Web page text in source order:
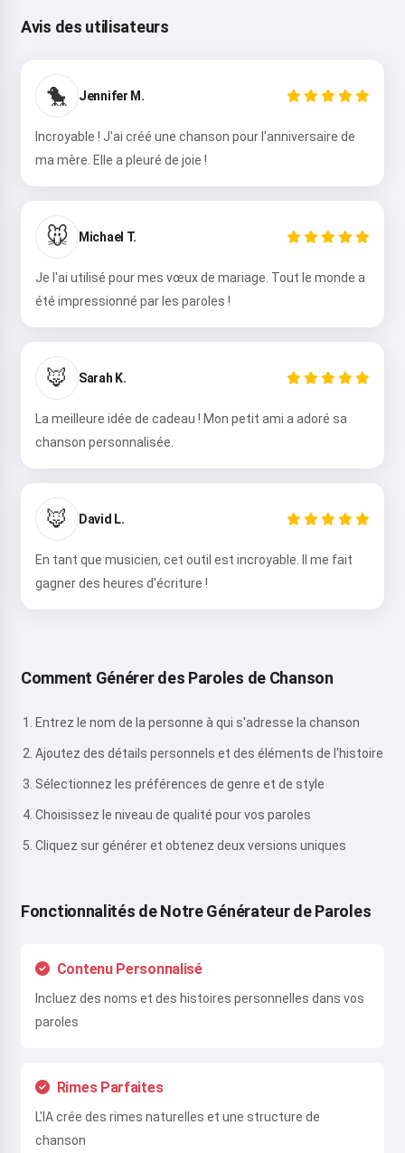
Avis des utilisateurs
🐤 Jennifer M.
Incroyable ! J'ai créé une chanson pour l'anniversaire de
ma mère. Elle a pleuré de joie !
🐭 Michael T.
Je l'ai utilisé pour mes vœux de mariage. Tout le monde a
été impressionné par les paroles !
🦊 Sarah K.
La meilleure idée de cadeau ! Mon petit ami a adoré sa
chanson personnalisée.
🦊 David L.
En tant que musicien, cet outil est incroyable. Il me fait
gagner des heures d'écriture !
Comment Générer des Paroles de Chanson
Entrez le nom de la personne à qui s'adresse la chanson
Ajoutez des détails personnels et des éléments de l'histoire
Sélectionnez les préférences de genre et de style
Choisissez le niveau de qualité pour vos paroles
Cliquez sur générer et obtenez deux versions uniques
Fonctionnalités de Notre Générateur de Paroles
Contenu Personnalisé
Incluez des noms et des histoires personnelles dans vos
paroles
Rimes Parfaites
L'IA crée des rimes naturelles et une structure de
chanson
Je peux créer des chansons, écrire
des poèmes et faire des
félicitations 🥰